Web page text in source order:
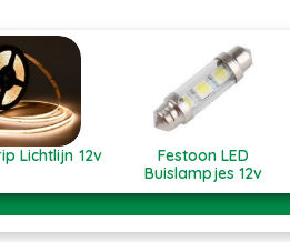
Lichtlijn 12v
Festoon LED
Buislampjes 12v